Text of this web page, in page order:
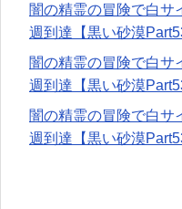
闇の精霊の冒険で白サ
週到達【黒い砂漠
闇の精霊の冒険で白サ
週到達【黒い砂漠
闇の精霊の冒険で白サ
週到達【黒い砂漠